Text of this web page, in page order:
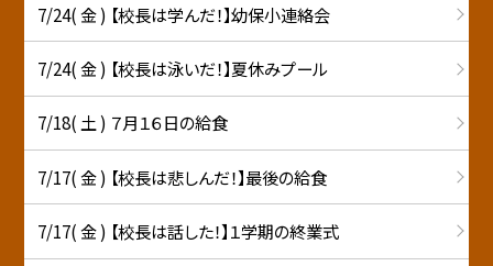
7/24( 金 ) 【校長は学んだ！】幼保小連絡会
7/24( 金 ) 【校長は泳いだ！】夏休みプール
7/18( 土 ) ７月１６日の給食
7/17( 金 ) 【校長は悲しんだ！】最後の給食
7/17( 金 ) 【校長は話した！】１学期の終業式